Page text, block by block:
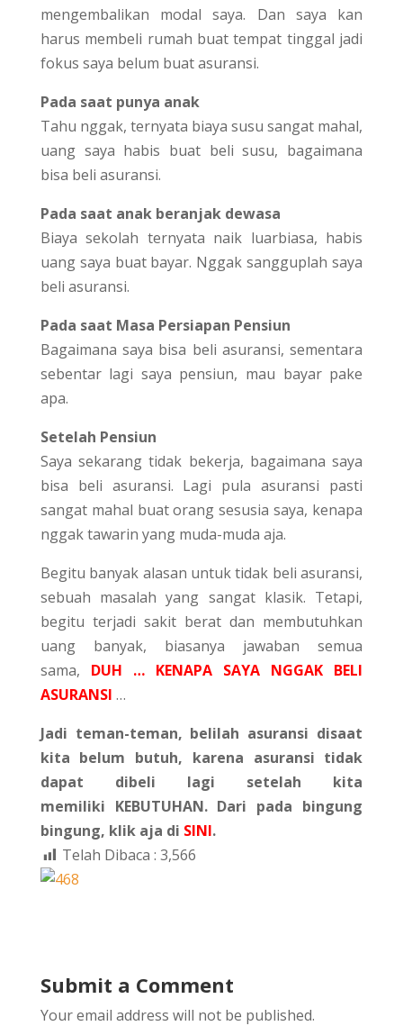
mengembalikan modal saya. Dan saya kan
harus membeli rumah buat tempat tinggal jadi
fokus saya belum buat asuransi.
Pada saat punya anak
Tahu nggak, ternyata biaya susu sangat mahal,
uang saya habis buat beli susu, bagaimana
bisa beli asuransi.
Pada saat anak beranjak dewasa
Biaya sekolah ternyata naik luarbiasa, habis
uang saya buat bayar. Nggak sangguplah saya
beli asuransi.
Pada saat Masa Persiapan Pensiun
Bagaimana saya bisa beli asuransi, sementara
sebentar lagi saya pensiun, mau bayar pake
apa.
Setelah Pensiun
Saya sekarang tidak bekerja, bagaimana saya
bisa beli asuransi. Lagi pula asuransi pasti
sangat mahal buat orang sesusia saya, kenapa
nggak tawarin yang muda-muda aja.
Begitu banyak alasan untuk tidak beli asuransi,
sebuah masalah yang sangat klasik. Tetapi,
begitu terjadi sakit berat dan membutuhkan
uang banyak, biasanya jawaban semua
sama, DUH … KENAPA SAYA NGGAK BELI
ASURANSI …
Jadi teman-teman, belilah asuransi disaat
kita belum butuh, karena asuransi tidak
dapat dibeli lagi setelah kita
memiliki KEBUTUHAN. Dari pada bingung
bingung, klik aja di SINI.
Telah Dibaca : 3,566
Submit a Comment
Your email address will not be published.